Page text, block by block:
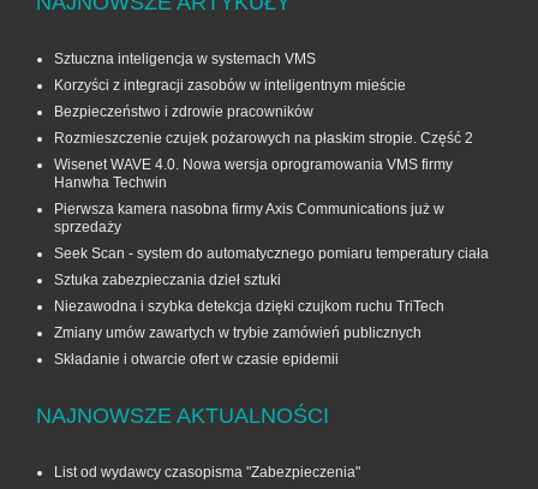
Sztuczna inteligencja w systemach VMS
Korzyści z integracji zasobów w inteligentnym mieście
Bezpieczeństwo i zdrowie pracowników
Rozmieszczenie czujek pożarowych na płaskim stropie. Część 2
Wisenet WAVE 4.0. Nowa wersja oprogramowania VMS firmy
Hanwha Techwin
Pierwsza kamera nasobna firmy Axis Communications już w
sprzedaży
Seek Scan - system do automatycznego pomiaru temperatury ciała
Sztuka zabezpieczania dzieł sztuki
Niezawodna i szybka detekcja dzięki czujkom ruchu TriTech
Zmiany umów zawartych w trybie zamówień publicznych
Składanie i otwarcie ofert w czasie epidemii
NAJNOWSZE AKTUALNOŚCI
List od wydawcy czasopisma "Zabezpieczenia"